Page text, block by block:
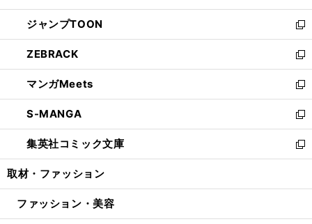
開
く
ウ
で
開
く
ン
ド
ウ
で
開
く
ウ
ィ
ン
ド
ウ
で
開
く
し
い
ウ
ィ
ン
ド
ウ
で
開
く
ジャンプTOON
新
し
い
ウ
ィ
ン
ド
ウ
で
開
ZEBRACK
新
し
い
ウ
ィ
ン
ド
ウ
開
マンガMeets
新
し
い
ウ
ィ
ン
ウ
開
S-MANGA
新
し
い
ウ
ン
ウ
集英社コミック文庫
新
し
ウ
ン
取材・ファッション
ファッション・美容